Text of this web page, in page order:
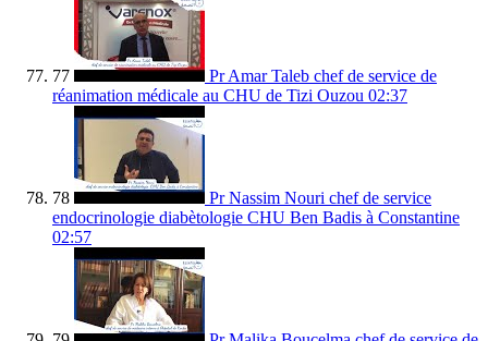
77
Pr Amar Taleb chef de service de
réanimation médicale au CHU de Tizi Ouzou 02:37
78
Pr Nassim Nouri chef de service
endocrinologie diabètologie CHU Ben Badis à Constantine
02:57